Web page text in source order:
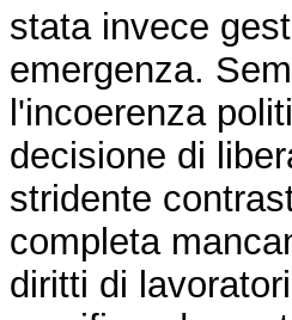
stata invece
emergenza.
l'incoerenza
decisione di
stridente
completa
diritti di